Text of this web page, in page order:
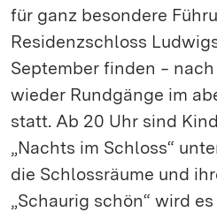
für ganz besondere
Residenzschloss
September finden ‒
wieder Rundgänge im
statt. Ab 20 Uhr sind
„Nachts im Schloss“
die Schlossräume und
„Schaurig schön“ wird